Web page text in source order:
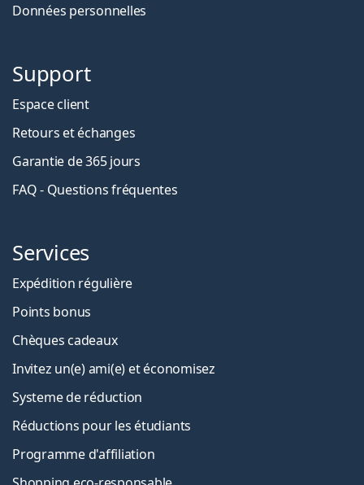
Données personnelles
Support
Espace client
Retours et échanges
Garantie de 365 jours
FAQ - Questions fréquentes
Services
Expédition régulière
Points bonus
Chèques cadeaux
Invitez un(e) ami(e) et économisez
Systeme de réduction
Réductions pour les étudiants
Programme d'affiliation